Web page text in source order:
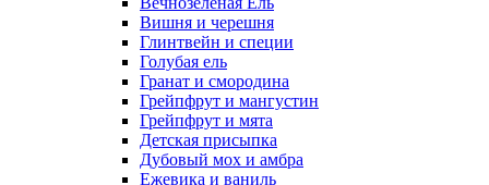
Вишня и черешня
Глинтвейн и специи
Голубая ель
Гранат и смородина
Грейпфрут и мангустин
Грейпфрут и мята
Детская присыпка
Дубовый мох и амбра
Ежевика и ваниль